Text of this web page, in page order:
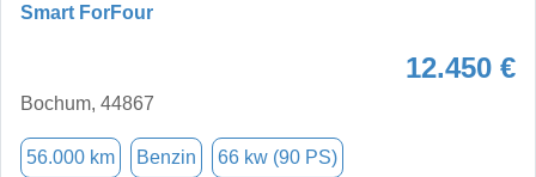
Smart ForFour
12.450 €
Bochum, 44867
56.000 km Benzin 66 kw (90 PS)